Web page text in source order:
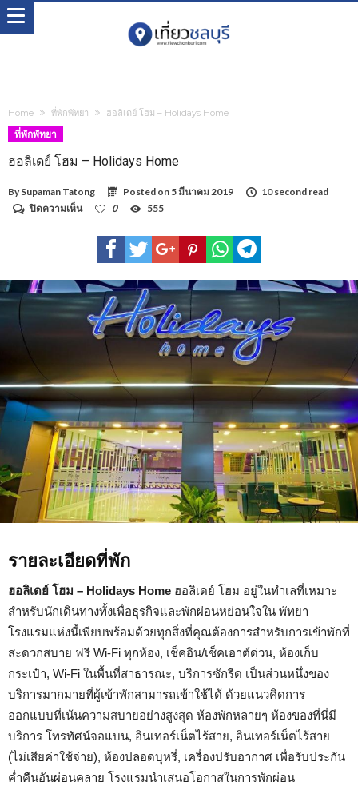
Home ที่พักพัทยา ฮอลิเดย์ โฮม – Holidays Home
ที่พักพัทยา
ฮอลิเดย์ โฮม – Holidays Home
By Supaman Tatong Posted on 5 มีนาคม 2019
10 second read
ปิดความเห็นบน
Holidays
Home
0 555
รายละเอียดที่พัก
ฮอลิเดย์ โฮม – Holidays Home ฮอลิเดย์ โฮม อยู่ในทำเลที่เหมาะ
สำหรับนักเดินทางทั้งเพื่อธุรกิจและพักผ่อนหย่อนใจใน พัทยา
โรงแรมแห่งนี้เพียบพร้อมด้วยทุกสิ่งที่คุณต้องการสำหรับการเข้าพักที่
สะดวกสบาย ฟรี Wi-Fi ทุกห้อง, เช็คอิน/เช็คเอาต์ด่วน, ห้องเก็บ
กระเป๋า, Wi-Fi ในพื้นที่สาธารณะ, บริการซักรีด เป็นส่วนหนึ่งของ
บริการมากมายที่ผู้เข้าพักสามารถเข้าใช้ได้ ด้วยแนวคิดการ
ออกแบบที่เน้นความสบายอย่างสูงสุด ห้องพักหลายๆ ห้องของที่นี่มี
บริการ โทรทัศน์จอแบน, อินเทอร์เน็ตไร้สาย, อินเทอร์เน็ตไร้สาย
(ไม่เสียค่าใช้จ่าย), ห้องปลอดบุหรี่, เครื่องปรับอากาศ เพื่อรับประกัน
ค่ำคืนอันผ่อนคลาย โรงแรมนำเสนอโอกาสในการพักผ่อน